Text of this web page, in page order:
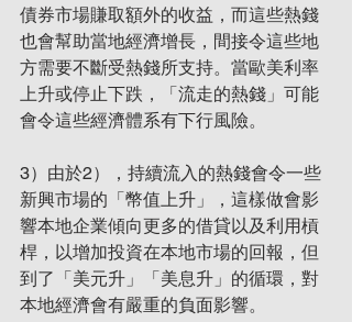
債券市場賺取額外的收益，而這些熱錢
也會幫助當地經濟增長，間接令這些地
方需要不斷受熱錢所支持。當歐美利率
上升或停止下跌，「流走的熱錢」可能
會令這些經濟體系有下行風險。
3）由於2），持續流入的熱錢會令一些
新興市場的「幣值上升」，這樣做會影
響本地企業傾向更多的借貸以及利用槓
桿，以增加投資在本地市場的回報，但
到了「美元升」「美息升」的循環，對
本地經濟會有嚴重的負面影響。